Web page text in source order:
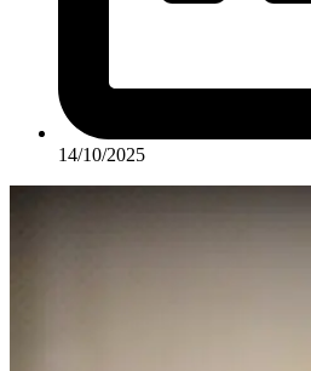
14/10/2025